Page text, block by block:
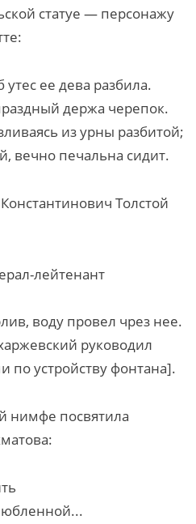
статуе — персонажу
ее дева разбила.
держа черепок.
из урны разбитой;
вечно печальна сидит.
Толстой
лейтенант
воду провел чрез нее.
руководил
устройству фонтана].
нимфе посвятила